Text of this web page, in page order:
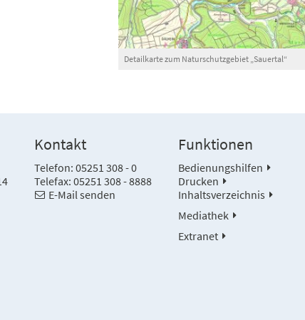
Detailkarte zum Naturschutzgebiet „Sauertal“
Kontakt
Telefon: 05251 308 - 0
Telefax: 05251 308 - 8888
E-Mail senden
Funktionen
Bedienungshilfen
Drucken
Inhaltsverzeichnis
Mediathek
Extranet